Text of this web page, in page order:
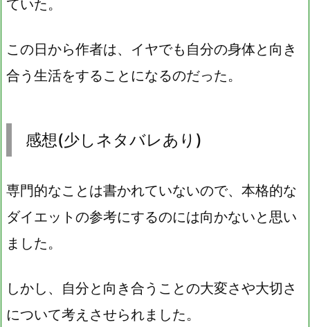
ていた。
この日から作者は、イヤでも自分の身体と向き
合う生活をすることになるのだった。
感想(少しネタバレあり)
専門的なことは書かれていないので、本格的な
ダイエットの参考にするのには向かないと思い
ました。
しかし、自分と向き合うことの大変さや大切さ
について考えさせられました。